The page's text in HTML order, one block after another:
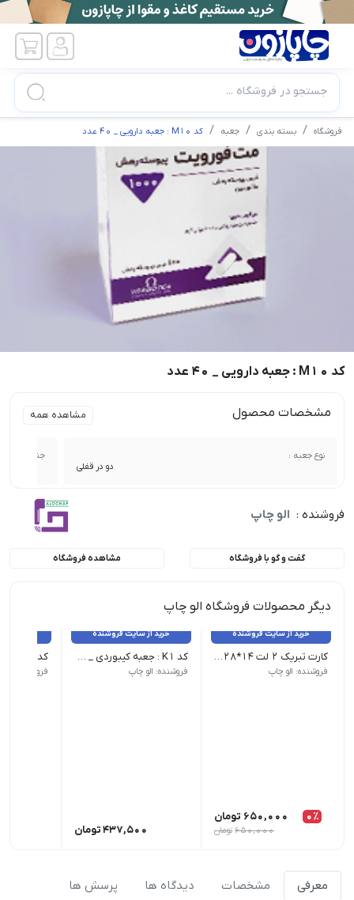
جستجو در فروشگاه ...
فروشگاه بسته بندی جعبه کد M10 : جعبه دارویی _ 40 عدد
کد M10 : جعبه دارویی _ 40 عدد
مشخصات محصول مشاهده همه
نوع جعبه :
دو در قفلی
جنس :
فروشنده : الو چاپ
گفت و گو با فروشگاه مشاهده فروشگاه
دیگر محصولات فروشگاه الو چاپ
خرید از سایت فروشنده
کارت تبریک 2 لت 14*28 _ 100 عدد
فروشنده: الو چاپ
0٪ 650,000 تومان
650,000 تومان
خرید از سایت فروشنده
کد K1 : جعبه کیبوردی _ 25 عدد
فروشنده: الو چاپ
437,500تومان
فروشنده: الو
معرفی مشخصات دیدگاه ها پرسش ها